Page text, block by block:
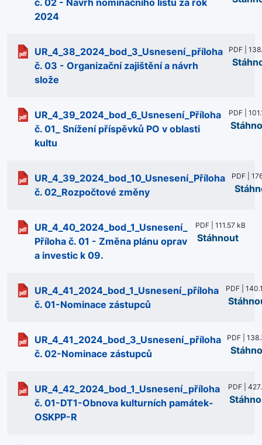
č. 02 - Návrh nominačního listu za rok
2024
UR_4_38_2024_bod_3_Usnesení_příloha
č. 03 - Organizační zajištění a návrh
slože
PDF |
UR_4_39_2024_bod_6_Usnesení_Příloha
č. 01_ Snížení příspěvků PO v oblasti
kultu
PDF |
UR_4_39_2024_bod_10_Usnesení_Příloha
č. 02_Rozpočtové změny
PDF |
UR_4_40_2024_bod_1_Usnesení_
Příloha č. 01 - Změna plánu oprav
a investic k 09.
PDF | 111.57 kB
Stáhnout
UR_4_41_2024_bod_1_Usnesení_příloha
č. 01-Nominace zástupců
PDF |
UR_4_41_2024_bod_3_Usnesení_příloha
č. 02-Nominace zástupců
PDF |
UR_4_42_2024_bod_1_Usnesení_příloha
č. 01-DT1-Obnova kulturních památek-
OSKPP-R
PDF |